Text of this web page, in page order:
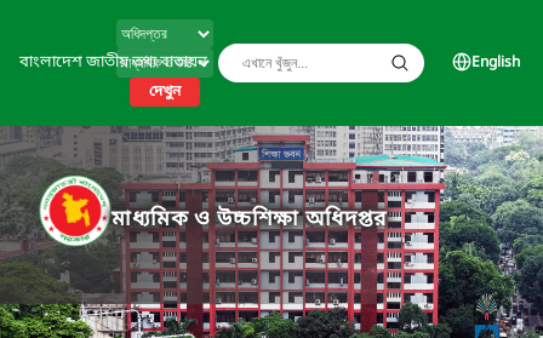
বাংলাদেশ জাতীয় তথ্য বাতায়ন
দেখুন
English
মাধ্যমিক ও উচ্চশিক্ষা অধিদপ্তর